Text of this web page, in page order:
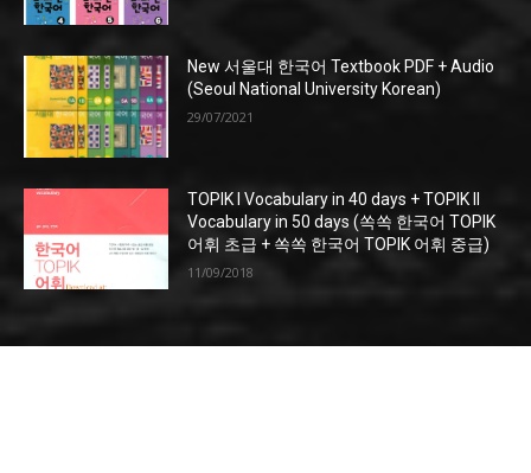
New 서울대 한국어 Textbook PDF + Audio
(Seoul National University Korean)
29/07/2021
TOPIK I Vocabulary in 40 days + TOPIK II
Vocabulary in 50 days (쏙쏙 한국어 TOPIK
어휘 초급 + 쏙쏙 한국어 TOPIK 어휘 중급)
11/09/2018